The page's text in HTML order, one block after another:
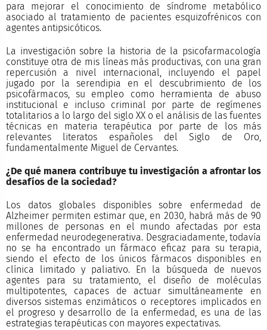
para mejorar el conocimiento de síndrome metabólico
asociado al tratamiento de pacientes esquizofrénicos con
agentes antipsicóticos.
La investigación sobre la historia de la psicofarmacología
constituye otra de mis líneas más productivas, con una gran
repercusión a nivel internacional, incluyendo el papel
jugado por la serendipia en el descubrimiento de los
psicofármacos, su empleo como herramienta de abuso
institucional e incluso criminal por parte de regímenes
totalitarios a lo largo del siglo XX o el análisis de las fuentes
técnicas en materia terapéutica por parte de los más
relevantes literatos españoles del Siglo de Oro,
fundamentalmente Miguel de Cervantes.
¿De qué manera contribuye tu investigación a afrontar los
desafíos de la sociedad?
Los datos globales disponibles sobre enfermedad de
Alzheimer permiten estimar que, en 2030, habrá más de 90
millones de personas en el mundo afectadas por esta
enfermedad neurodegenerativa. Desgraciadamente, todavía
no se ha encontrado un fármaco eficaz para su terapia,
siendo el efecto de los únicos fármacos disponibles en
clínica limitado y paliativo. En la búsqueda de nuevos
agentes para su tratamiento, el diseño de moléculas
multipotentes, capaces de actuar simultáneamente en
diversos sistemas enzimáticos o receptores implicados en
el progreso y desarrollo de la enfermedad, es una de las
estrategias terapéuticas con mayores expectativas.